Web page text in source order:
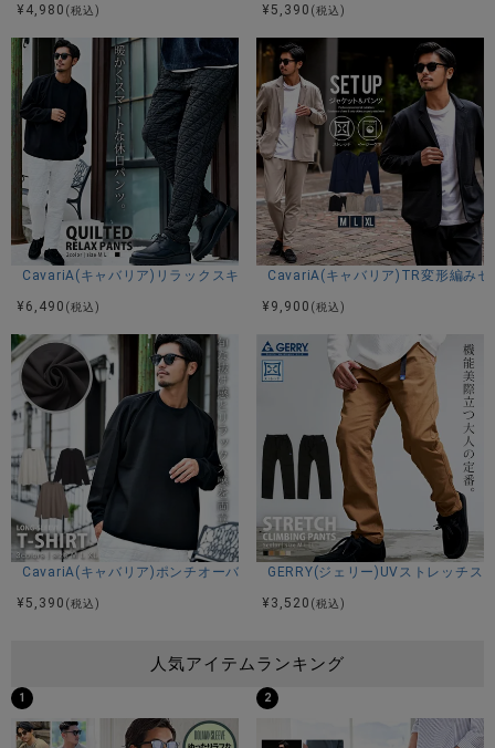
てご利用ください。
¥ 4,980 (税込)
¥ 5,390 (税込)
CavariA(キャバリア)リラックスキルティングパンツ/全2色
¥ 6,490 (税込)
CavariA(キャバリア)TR変形編み
¥ 9,900 (税込)
CavariA(キャバリア)ポンチオーバーサイズカットソー/全3色
¥ 5,390 (税込)
GERRY(ジェリー)UVストレッチス
¥ 3,520 (税込)
人気アイテムランキング
1 2